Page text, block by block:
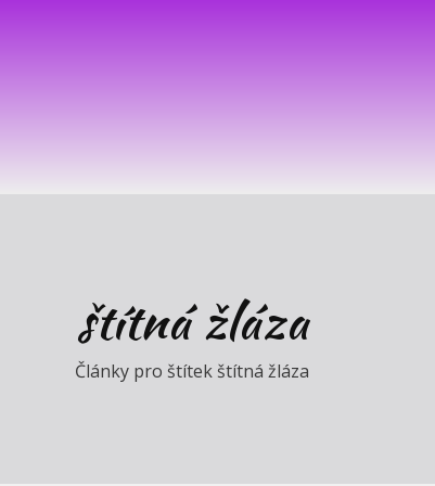
štítná žláza
Články pro štítek štítná žláza